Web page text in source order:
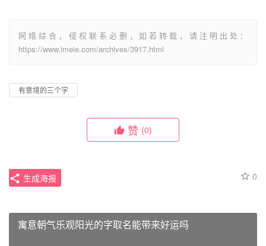
网络综合，侵权联系必删，如若转载，请注明出处：
https://www.imeie.com/archives/3917.html
有意境的三个字
赞 (0)
0
生成海报
寓意朝气乐观阳光的字取名能带来好运吗